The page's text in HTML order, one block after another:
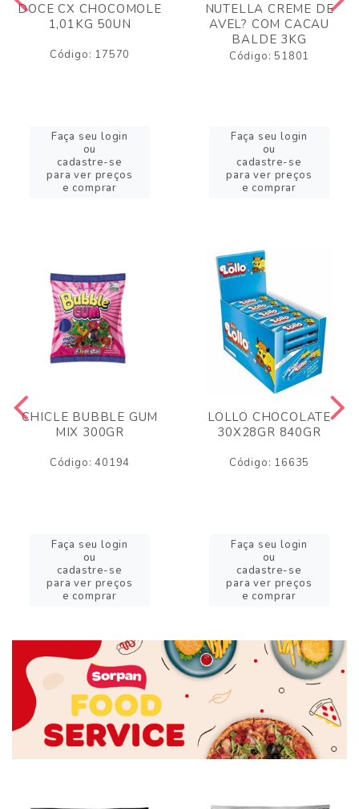
DOCE CX CHOCOMOLE
1,01KG 50UN
Código: 17570
Faça seu login
ou
cadastre-se
para ver preços
e comprar
NUTELLA CREME DE
AVEL? COM CACAU
BALDE 3KG
Código: 51801
Faça seu login
ou
cadastre-se
para ver preços
e comprar
CHICLE BUBBLE GUM
MIX 300GR
Código: 40194
Faça seu login
ou
cadastre-se
para ver preços
e comprar
LOLLO CHOCOLATE
30X28GR 840GR
Código: 16635
Faça seu login
ou
cadastre-se
para ver preços
e comprar